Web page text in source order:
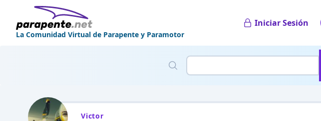
La Comunidad Virtual de Parapente y Paramotor
Iniciar Sesión
Victor